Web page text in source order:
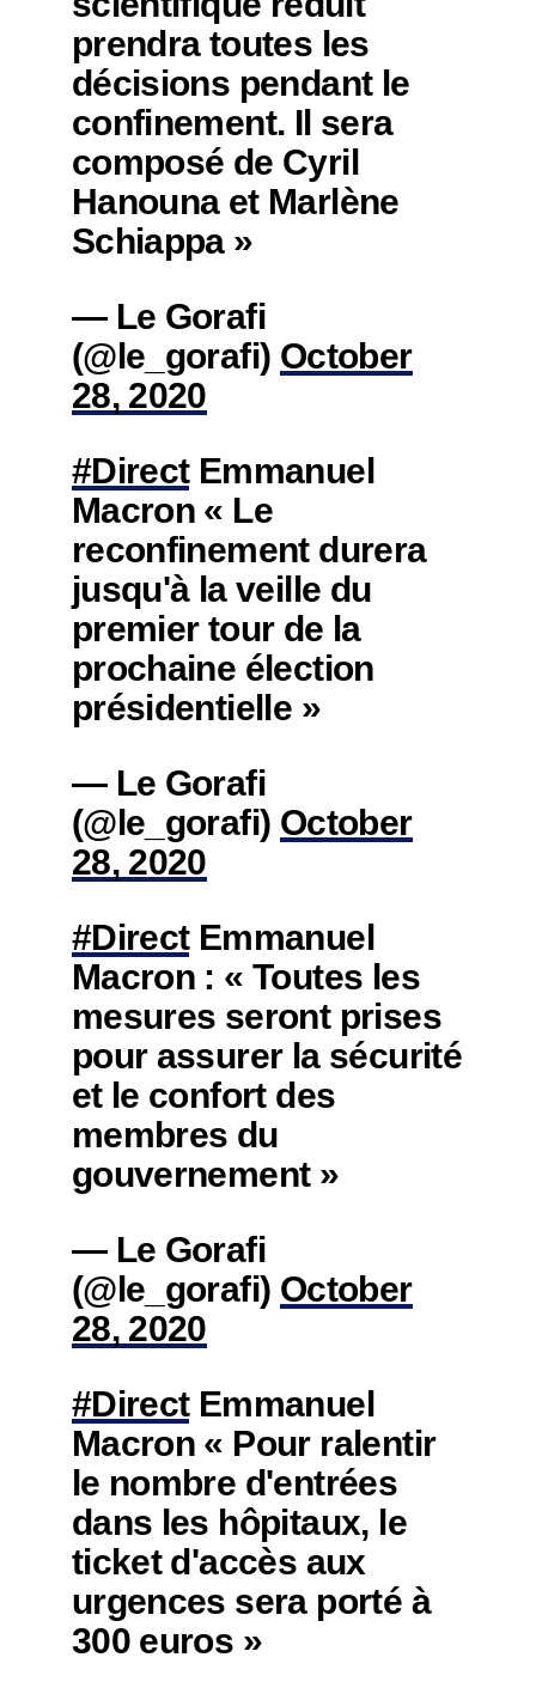
prendra toutes les
décisions pendant le
confinement. Il sera
composé de Cyril
Hanouna et Marlène
Schiappa »
— Le Gorafi
(@le_gorafi) October
28, 2020
#DirectEmmanuel
Macron « Le
reconfinement durera
jusqu'à la veille du
premier tour de la
prochaine élection
présidentielle »
— Le Gorafi
(@le_gorafi) October
28, 2020
#DirectEmmanuel
Macron : « Toutes les
mesures seront prises
pour assurer la sécurité
et le confort des
membres du
gouvernement »
— Le Gorafi
(@le_gorafi) October
28, 2020
#DirectEmmanuel
Macron « Pour ralentir
le nombre d'entrées
dans les hôpitaux, le
ticket d'accès aux
urgences sera porté à
300 euros »